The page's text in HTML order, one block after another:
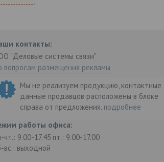
контакты:
"Деловые системы связи"
вопросам размещения рекламы
Мы не реализуем продукцию, контактные
данные продавцов расположены в блоке
справа от предложения. подробнее
работы офиса:
чт.: 9.00-17.45 пт.: 9.00-17.00
вс.: выходной